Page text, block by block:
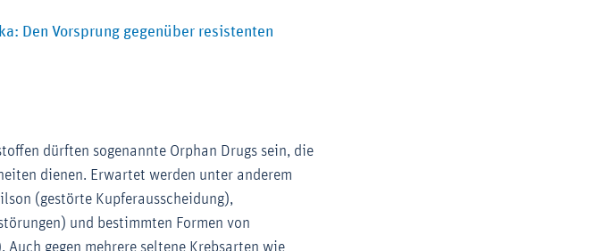
Den Vorsprung gegenüber resistenten
dürften sogenannte Orphan Drugs sein, die
dienen. Erwartet werden unter anderem
(gestörte Kupferausscheidung),
und bestimmten Formen von